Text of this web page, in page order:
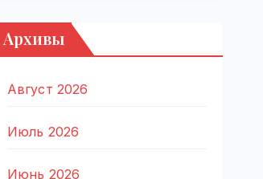
Архивы
Август 2026
Июль 2026
Июнь 2026